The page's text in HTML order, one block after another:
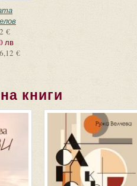
€
лв
€
книги